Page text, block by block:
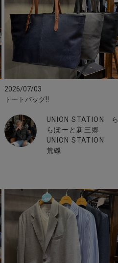
2026/07/03
トートバッグ‼︎
UNION STATION ら
らぽーと新三郷
UNION STATION
荒磯